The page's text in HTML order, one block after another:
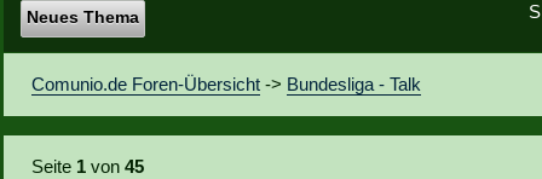
Neues Thema
Comunio.de Foren-Übersicht -> Bundesliga - Talk
Seite 1 von45